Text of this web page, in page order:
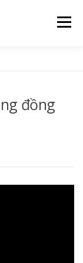
Menu
đồng